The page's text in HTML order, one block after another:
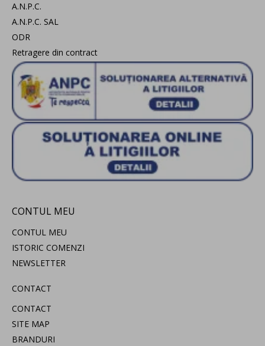
A.N.P.C.
A.N.P.C. SAL
ODR
Retragere din contract
CONTUL MEU
CONTUL MEU
ISTORIC COMENZI
NEWSLETTER
CONTACT
CONTACT
SITE MAP
BRANDURI